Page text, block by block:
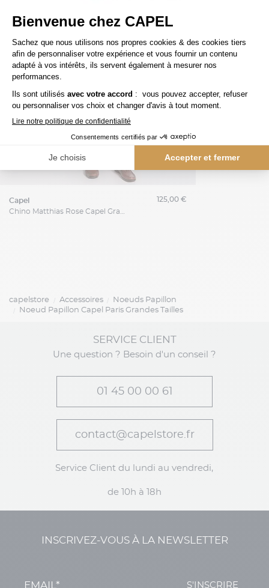
capel
Chino Matthias Rose Capel Grande Taille
125,00 €
capelstore Accessoires
Noeuds Papillon
Noeud Papillon Capel Paris Grandes Tailles
SERVICE CLIENT
Une question ? Besoin d'un conseil ?
01 45 00 00 61
contact@capelstore.fr
Service Client du lundi au vendredi,
de 10h à 18h
INSCRIVEZ-VOUS À LA NEWSLETTER
S'INSCRIRE